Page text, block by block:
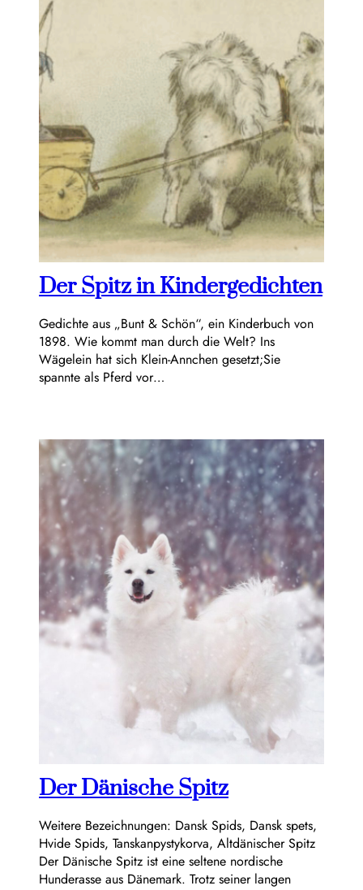
Der Spitz in Kindergedichten
Gedichte aus „Bunt & Schön“, ein Kinderbuch von
1898. Wie kommt man durch die Welt? Ins
Wägelein hat sich Klein-Annchen gesetzt;Sie
spannte als Pferd vor…
Der Dänische Spitz
Weitere Bezeichnungen: Dansk Spids, Dansk spets,
Hvide Spids, Tanskanpystykorva, Altdänischer Spitz
Der Dänische Spitz ist eine seltene nordische
Hunderasse aus Dänemark. Trotz seiner langen